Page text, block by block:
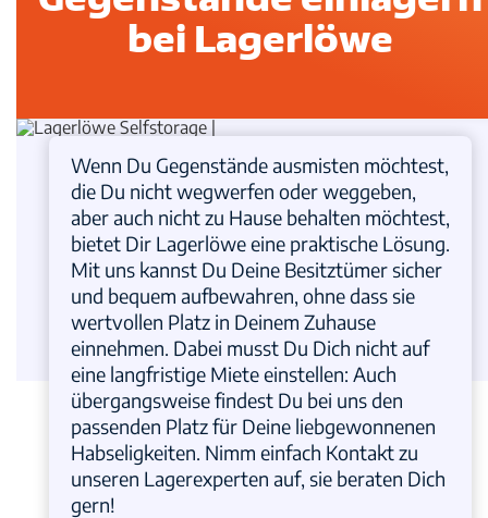
bei Lagerlöwe
Wenn Du Gegenstände ausmisten möchtest,
die Du nicht wegwerfen oder weggeben,
aber auch nicht zu Hause behalten möchtest,
bietet Dir Lagerlöwe eine praktische Lösung.
Mit uns kannst Du Deine Besitztümer sicher
und bequem aufbewahren, ohne dass sie
wertvollen Platz in Deinem Zuhause
einnehmen. Dabei musst Du Dich nicht auf
eine langfristige Miete einstellen: Auch
übergangsweise findest Du bei uns den
passenden Platz für Deine liebgewonnenen
Habseligkeiten. Nimm einfach Kontakt zu
unseren Lagerexperten auf, sie beraten Dich
gern!